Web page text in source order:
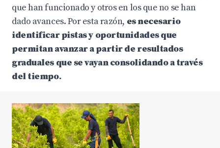
que han funcionado y otros en los que no se han
dado avances. Por esta razón, es necesario
identificar pistas y oportunidades que
permitan avanzar a partir de resultados
graduales que se vayan consolidando a través
del tiempo.